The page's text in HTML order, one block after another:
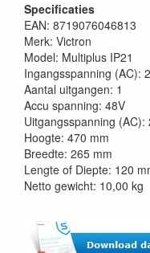
Specificaties
EAN: 8719076046813
Merk: Victron
Model: Multiplus IP21
Ingangsspanning (AC):
Aantal uitgangen: 1
Accu spanning: 48V
Uitgangsspanning (AC):
Hoogte: 470 mm
Breedte: 265 mm
Lengte of Diepte: 120
Netto gewicht: 10,00 kg